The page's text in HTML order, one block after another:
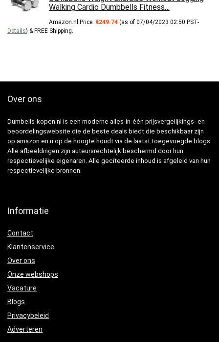
Walking Cardio Dumbbells Fitness…
Amazon.nl Price: €249.74 (as of 07/04/2023 02:50 PST-
Details) & FREE Shipping.
Over ons
Dumbells-kopen.nl is een moderne alles-in-één prijsvergelijkings- en
beoordelingswebsite die de beste deals biedt die beschikbaar zijn
op amazon en u op de hoogte houdt via de laatst toegevoegde blogs.
Alle afbeeldingen zijn auteursrechtelijk beschermd door hun
respectievelijke eigenaren. Alle geciteerde inhoud is afgeleid van hun
respectievelijke bronnen.
Informatie
Contact
Klantenservice
Over ons
Onze webshops
Vacature
Blogs
Privacybeleid
Adverteren